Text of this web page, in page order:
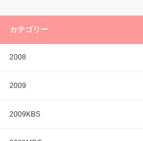
カテゴリー
2008
2009
2009KBS